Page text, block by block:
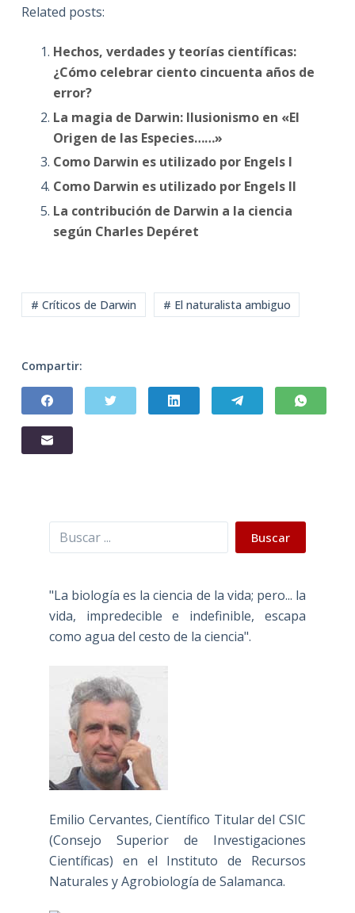
Related posts:
Hechos, verdades y teorías científicas:
¿Cómo celebrar ciento cincuenta años de
error?
La magia de Darwin: Ilusionismo en «El
Origen de las Especies……»
Como Darwin es utilizado por Engels I
Como Darwin es utilizado por Engels II
La contribución de Darwin a la ciencia
según Charles Depéret
# Críticos de Darwin # El naturalista ambiguo
Compartir:
Buscar Buscar
"La biología es la ciencia de la vida; pero... la
vida, impredecible e indefinible, escapa
como agua del cesto de la ciencia".
Emilio Cervantes, Científico Titular del CSIC
(Consejo Superior de Investigaciones
Científicas) en el Instituto de Recursos
Naturales y Agrobiología de Salamanca.